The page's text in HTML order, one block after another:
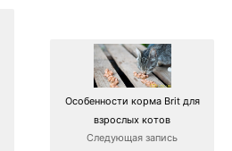
Особенности корма Brit для
взрослых котов
Следующая запись